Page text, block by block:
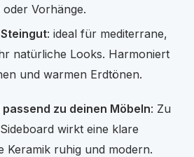
Vorhänge.
: ideal für mediterrane,
natürliche Looks. Harmoniert
und warmen Erdtönen.
zu deinen Möbeln: Zu
wirkt eine klare
Keramik ruhig und modern.